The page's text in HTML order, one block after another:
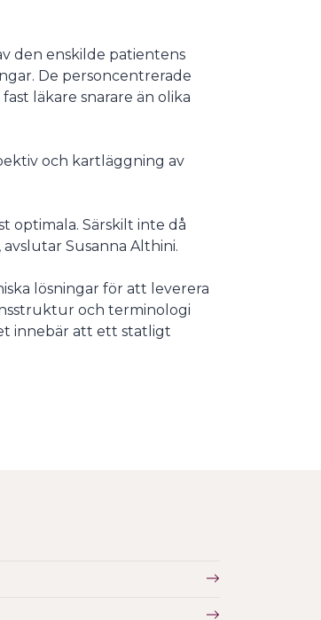
den enskilde patientens
De personcentrerade
läkare snarare än olika
och kartläggning av
optimala. Särskilt inte då
Susanna Althini.
lösningar för att leverera
och terminologi
innebär att ett statligt